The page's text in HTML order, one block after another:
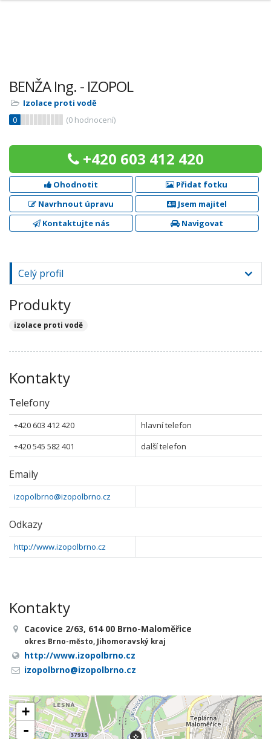
BENŽA Ing. - IZOPOL
Izolace proti vodě
0
(0 hodnocení)
+420 603 412 420
Ohodnotit
Přidat fotku
Navrhnout úpravu
Jsem majitel
Kontaktujte nás
Navigovat
Celý profil
Produkty
izolace proti vodě
Kontakty
Telefony
+420 603 412 420
hlavní telefon
+420 545 582 401
další telefon
Emaily
izopolbrno@izopolbrno.cz
Odkazy
http://www.izopolbrno.cz
Kontakty
Cacovice 2/63, 614 00 Brno-Maloměřice
okres Brno-město, Jihomoravský kraj
http://www.izopolbrno.cz
izopolbrno@izopolbrno.cz
+
-